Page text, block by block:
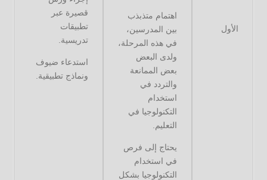
الأول
اهتمام متذبذب
بين المدرسين،
في هذه المرحلة،
ولدى البعض
بعض الممانعة
والتردد في
استخدام
التكنولوجيا في
التعليم.
يحتاج إلى فرص
في استخدام
التكنولوجيا بشكل
قصيرة عبر
تطبيقات
تدريسية.
استدعاء ضيوف
ونماذج تطبيقية.